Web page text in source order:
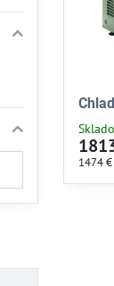
1474 €